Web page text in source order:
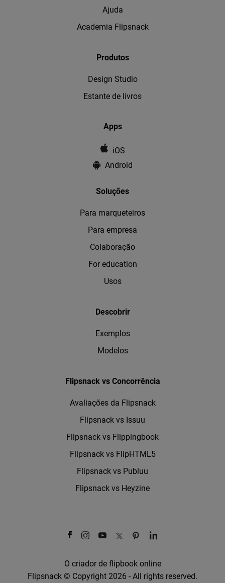
Ajuda
Academia Flipsnack
Produtos
Design Studio
Estante de livros
Apps
iOS
Android
Soluções
Para marqueteiros
Para empresa
Colaboração
For education
Usos
Descobrir
Exemplos
Modelos
Flipsnack vs Concorrência
Avaliações da Flipsnack
Flipsnack vs Issuu
Flipsnack vs Flippingbook
Flipsnack vs FlipHTML5
Flipsnack vs Publuu
Flipsnack vs Heyzine
O criador de flipbook online
Flipsnack © Copyright 2026 - All rights reserved.